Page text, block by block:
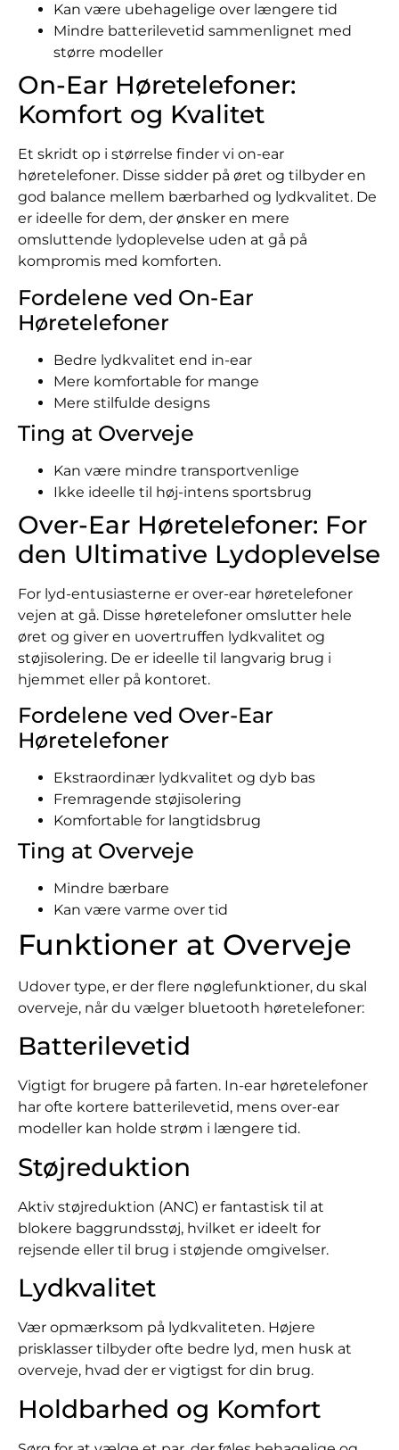
Kan være ubehagelige over længere tid
Mindre batterilevetid sammenlignet med
større modeller
On-Ear Høretelefoner:
Komfort og Kvalitet
Et skridt op i størrelse finder vi on-ear
høretelefoner. Disse sidder på øret og tilbyder en
god balance mellem bærbarhed og lydkvalitet. De
er ideelle for dem, der ønsker en mere
omsluttende lydoplevelse uden at gå på
kompromis med komforten.
Fordelene ved On-Ear
Høretelefoner
Bedre lydkvalitet end in-ear
Mere komfortable for mange
Mere stilfulde designs
Ting at Overveje
Kan være mindre transportvenlige
Ikke ideelle til høj-intens sportsbrug
Over-Ear Høretelefoner: For
den Ultimative Lydoplevelse
For lyd-entusiasterne er over-ear høretelefoner
vejen at gå. Disse høretelefoner omslutter hele
øret og giver en uovertruffen lydkvalitet og
støjisolering. De er ideelle til langvarig brug i
hjemmet eller på kontoret.
Fordelene ved Over-Ear
Høretelefoner
Ekstraordinær lydkvalitet og dyb bas
Fremragende støjisolering
Komfortable for langtidsbrug
Ting at Overveje
Mindre bærbare
Kan være varme over tid
Funktioner at Overveje
Udover type, er der flere nøglefunktioner, du skal
overveje, når du vælger bluetooth høretelefoner:
Batterilevetid
Vigtigt for brugere på farten. In-ear høretelefoner
har ofte kortere batterilevetid, mens over-ear
modeller kan holde strøm i længere tid.
Støjreduktion
Aktiv støjreduktion (ANC) er fantastisk til at
blokere baggrundsstøj, hvilket er ideelt for
rejsende eller til brug i støjende omgivelser.
Lydkvalitet
Vær opmærksom på lydkvaliteten. Højere
prisklasser tilbyder ofte bedre lyd, men husk at
overveje, hvad der er vigtigst for din brug.
Holdbarhed og Komfort